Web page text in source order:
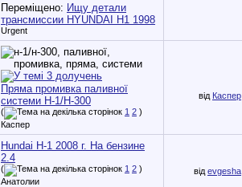
Переміщено: Ищу детали
трансмиссии HYUNDAI H1 1998
Urgent
Пряма промивка паливної
системи Н-1/Н-300
( 1 2 )
Каспер
від Каспер
Hundai H-1 2008 г. На бензине
2.4
( 1 2 )
Анатолии
від evgesha